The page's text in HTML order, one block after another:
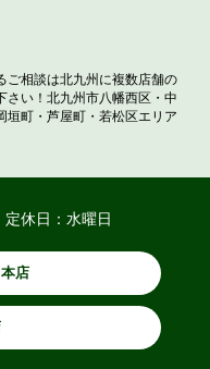
ご相談は北九州に複数店舗の
さい！北九州市八幡西区・中
垣町・芦屋町・若松区エリア
休日：水曜日
店